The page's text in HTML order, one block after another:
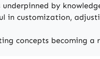
by
in customization,
concepts becoming a